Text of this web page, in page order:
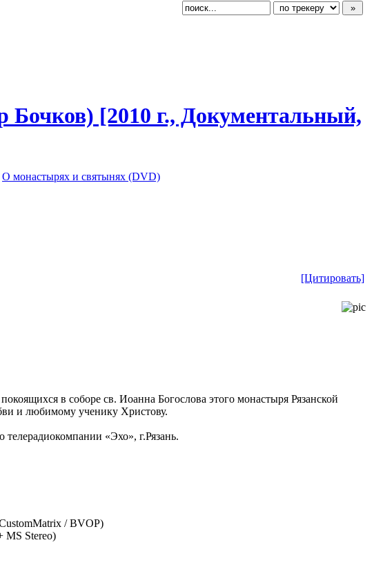
[2010 г., Документальн​ый,
О монастырях и святынях (DVD)
[Цитировать]
в соборе св. Иоанна Богослова этого монастыря Рязанской
и любимому ученику Христову.
«Эхо», г.Рязань.
/ BVOP)
MS Stereo)